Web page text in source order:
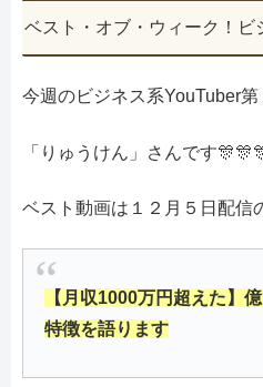
ベスト・オブ・ウィーク！
今週のビジネス系YouTuber第
「りゅうけん」さんです
ベスト動画は１２月５日配信
【月収1000万円超えた】
特徴を語ります